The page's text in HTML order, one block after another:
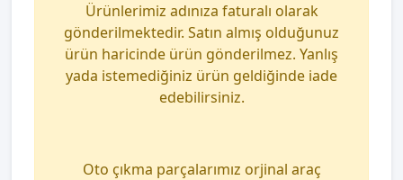
Ürünlerimiz adınıza faturalı olarak
gönderilmektedir. Satın almış olduğunuz
ürün haricinde ürün gönderilmez. Yanlış
yada istemediğiniz ürün geldiğinde iade
edebilirsiniz.
Oto çıkma parçalarımız orjinal araç